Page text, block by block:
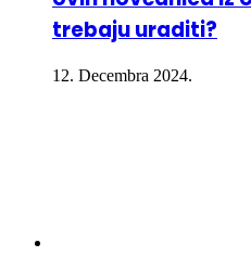
trebaju uraditi?
12. Decembra 2024.